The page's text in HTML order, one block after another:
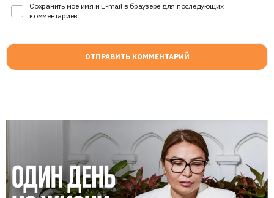
Сохранить моё имя и E-mail в браузере для последующих
комментариев